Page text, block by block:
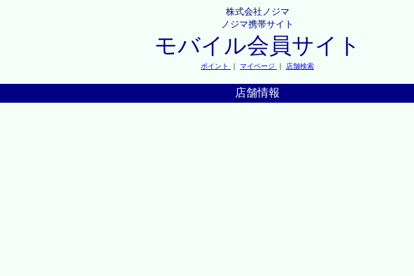
株式会社ノジマ
ノジマ携帯サイト
モバイル会員サイト
ポイント ｜ マイページ ｜ 店舗検索
店舗情報